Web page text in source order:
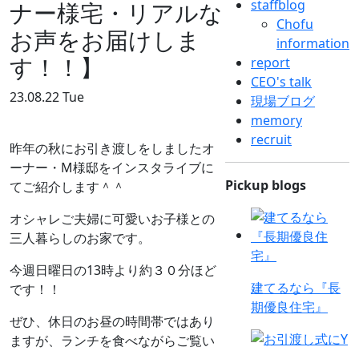
ナー様宅・リアルな
お声をお届けしま
す！！】
23.08.22 Tue
昨年の秋にお引き渡しをしましたオ
ーナー・M様邸をインスタライブに
てご紹介します＾＾
オシャレご夫婦に可愛いお子様との
三人暮らしのお家です。
今週日曜日の13時より約３０分ほど
です！！
ぜひ、休日のお昼の時間帯ではあり
ますが、ランチを食べながらご覧い
staffblog
Chofu
information
report
CEO's talk
現場ブログ
memory
recruit
Pickup blogs
建てるなら『長
期優良住宅』